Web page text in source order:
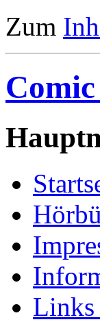
Zum
Links